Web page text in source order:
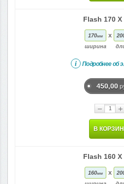
Flash 170 X
170мм
ширина
x
i Подробнее об
450,00
− +
В
Flash 160 X
160мм x